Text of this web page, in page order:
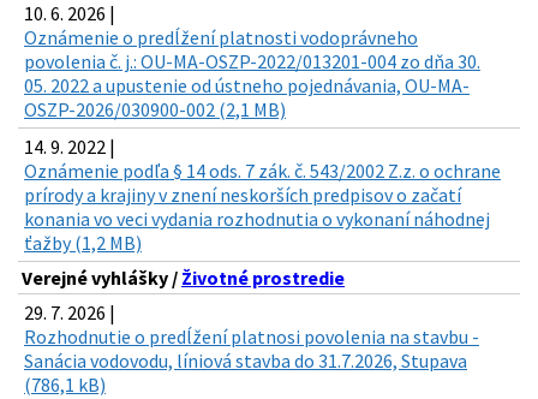
10. 6. 2026 |
Oznámenie o predĺžení platnosti vodoprávneho
povolenia č. j.: OU-MA-OSZP-2022/013201-004 zo dňa 30.
05. 2022 a upustenie od ústneho pojednávania, OU-MA-
OSZP-2026/030900-002 (2,1 MB)
14. 9. 2022 |
Oznámenie podľa § 14 ods. 7 zák. č. 543/2002 Z.z. o ochrane
prírody a krajiny v znení neskorších predpisov o začatí
konania vo veci vydania rozhodnutia o vykonaní náhodnej
ťažby (1,2 MB)
Verejné vyhlášky / Životné prostredie
29. 7. 2026 |
Rozhodnutie o predĺžení platnosi povolenia na stavbu -
Sanácia vodovodu, líniová stavba do 31.7.2026, Stupava
(786,1 kB)